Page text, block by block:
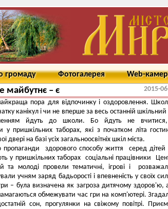
громаду Фотогалерея Web-
майбутнє – є 2015-
пора для відпочинку і оздоровлення.
канікул і чи не вперше за весь останній шкільний
йдуть до школи. Бо йдуть не
у пришкільних таборах, які з початком літа
двері на базі усіх загальноосвітніх шкіл міста.
здорового способу життя серед дітей
у пришкільних таборах соціальні працівники
та молоді провели тематичні, ігрові і
учням заряд бадьорості і впевненість у своїх
– була визначена як загроза дитячому здоров'ю,
обмежувати час гри на комп'ютері.
сон, прогулянки на свіжому повітрі.